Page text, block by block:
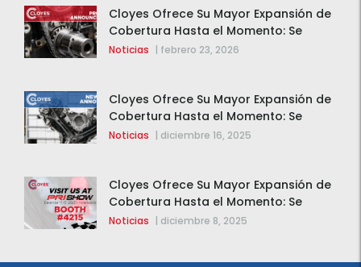
Cloyes Ofrece Su Mayor Expansión de
Cobertura Hasta el Momento: Se
Agregan 123 Nuevos Componentes de
Noticias | febrero 23, 2026
Cloyes Ofrece Su Mayor Expansión de
Cobertura Hasta el Momento: Se
Agregan 123 Nuevos Componentes de
Noticias | diciembre 16, 2025
Cloyes Ofrece Su Mayor Expansión de
Cobertura Hasta el Momento: Se
Agregan 123 Nuevos Componentes de
Noticias | diciembre 8, 2025